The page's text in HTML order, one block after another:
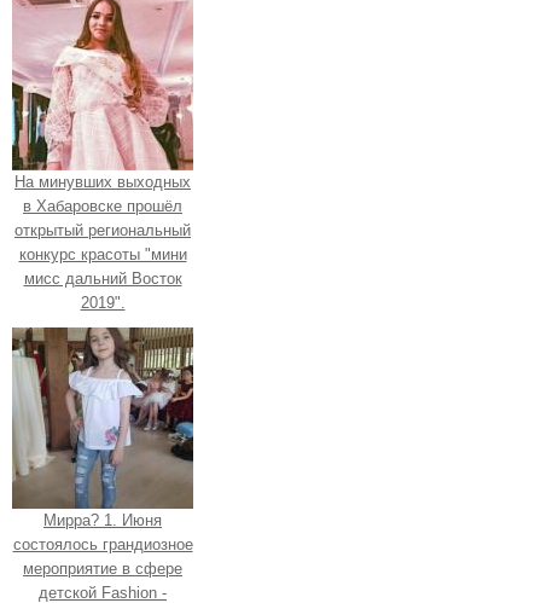
На минувших выходных
в Хабаровске прошёл
открытый региональный
конкурс красоты "мини
мисс дальний Восток
2019".
Мирра? 1. Июня
состоялось грандиозное
мероприятие в сфере
детской Fashion -